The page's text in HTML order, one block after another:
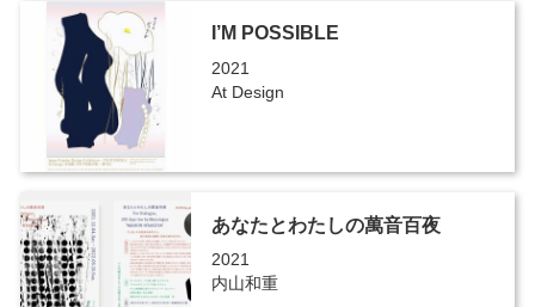
I’M POSSIBLE
2021
At Design
あなたとわたしの萬音百夜
2021
内山和重